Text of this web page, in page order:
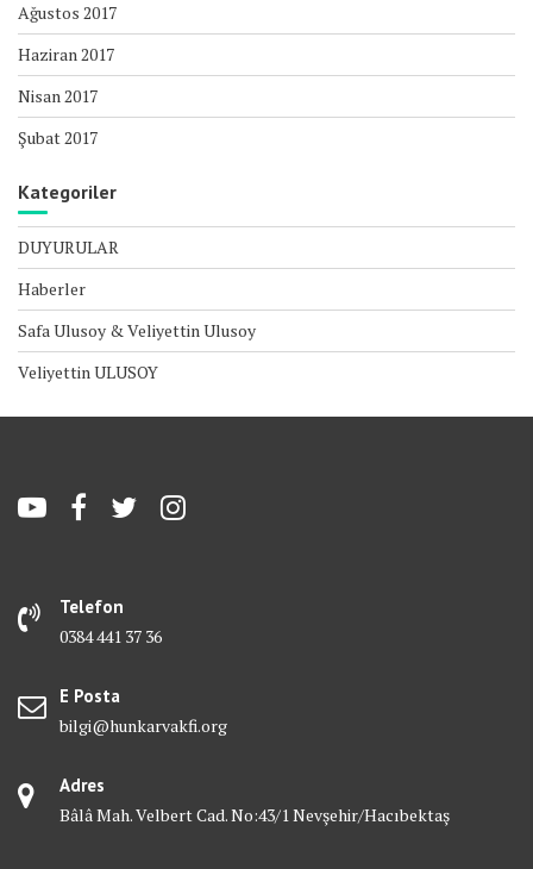
Ağustos 2017
Haziran 2017
Nisan 2017
Şubat 2017
Kategoriler
DUYURULAR
Haberler
Safa Ulusoy & Veliyettin Ulusoy
Veliyettin ULUSOY
Telefon
0384 441 37 36
E Posta
bilgi@hunkarvakfi.org
Adres
Bâlâ Mah. Velbert Cad. No:43/1 Nevşehir/Hacıbektaş